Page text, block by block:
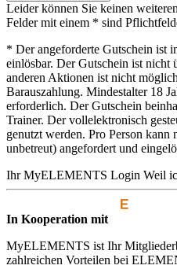
Leider können Sie keinen
Felder mit einem * sind
* Der angeforderte Gutschein ist
einlösbar. Der Gutschein ist
anderen Aktionen ist nicht
Barauszahlung. Mindestalter 18
erforderlich. Der Gutschein
Trainer. Der vollelektronisch
genutzt werden. Pro Person
unbetreut) angefordert und
Ihr MyELEMENTS Login Weil
In Kooperation mit
MyELEMENTS ist Ihr
zahlreichen Vorteilen bei